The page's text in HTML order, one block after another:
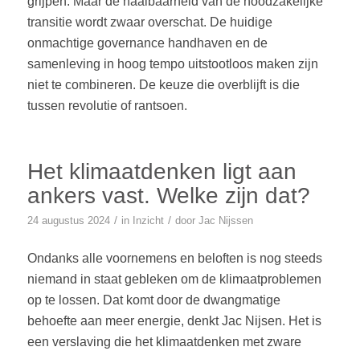
transitie wordt zwaar overschat. De huidige
onmachtige governance handhaven en de
samenleving in hoog tempo uitstootloos maken zijn
niet te combineren. De keuze die overblijft is die
tussen revolutie of rantsoen.
Het klimaatdenken ligt aan
ankers vast. Welke zijn dat?
24 augustus 2024 / in Inzicht / door Jac Nijssen
Ondanks alle voornemens en beloften is nog steeds
niemand in staat gebleken om de klimaatproblemen
op te lossen. Dat komt door de dwangmatige
behoefte aan meer energie, denkt Jac Nijsen. Het is
een verslaving die het klimaatdenken met zware